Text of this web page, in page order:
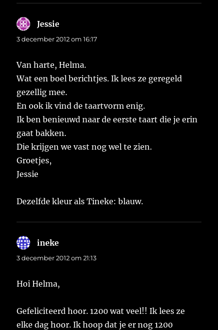
Jessie
3 december 2012 om 16:17
Van harte, Helma.
Wat een boel berichtjes. Ik lees ze geregeld
gezellig mee.
En ook ik vind de taartvorm enig.
Ik ben benieuwd naar de eerste taart die je erin
gaat bakken.
Die krijgen we vast nog wel te zien.
Groetjes,
Jessie
Dezelfde kleur als Tineke: blauw.
ineke
3 december 2012 om 21:13
Hoi Helma,
Gefeliciteerd hoor. 1200 wat veel!! Ik lees ze
elke dag hoor. Ik hoop dat je er nog 1200